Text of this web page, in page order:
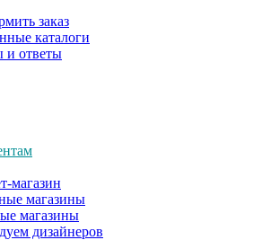
заказ
каталоги
и ответы
магазин
магазины
магазины
дизайнеров